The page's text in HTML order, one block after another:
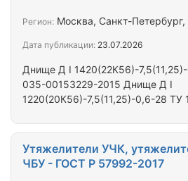
Отвод гнутый ОГ 13-114(12
Днище Д I 1420(22К56)-
035-00153229-2015 Днище Д I
1220(20К56)-7,5(11,25)-0,6-28 ТУ
00153229-2015 Днище Д I
820(17К56)-7,5(11,25)-0,6-28 ТУ
Регион: Москва, Санкт-
Дата публикации: 23.07.2026
Утяжелители УЧК,
ЧБУ - ГОСТ Р 57992-2017